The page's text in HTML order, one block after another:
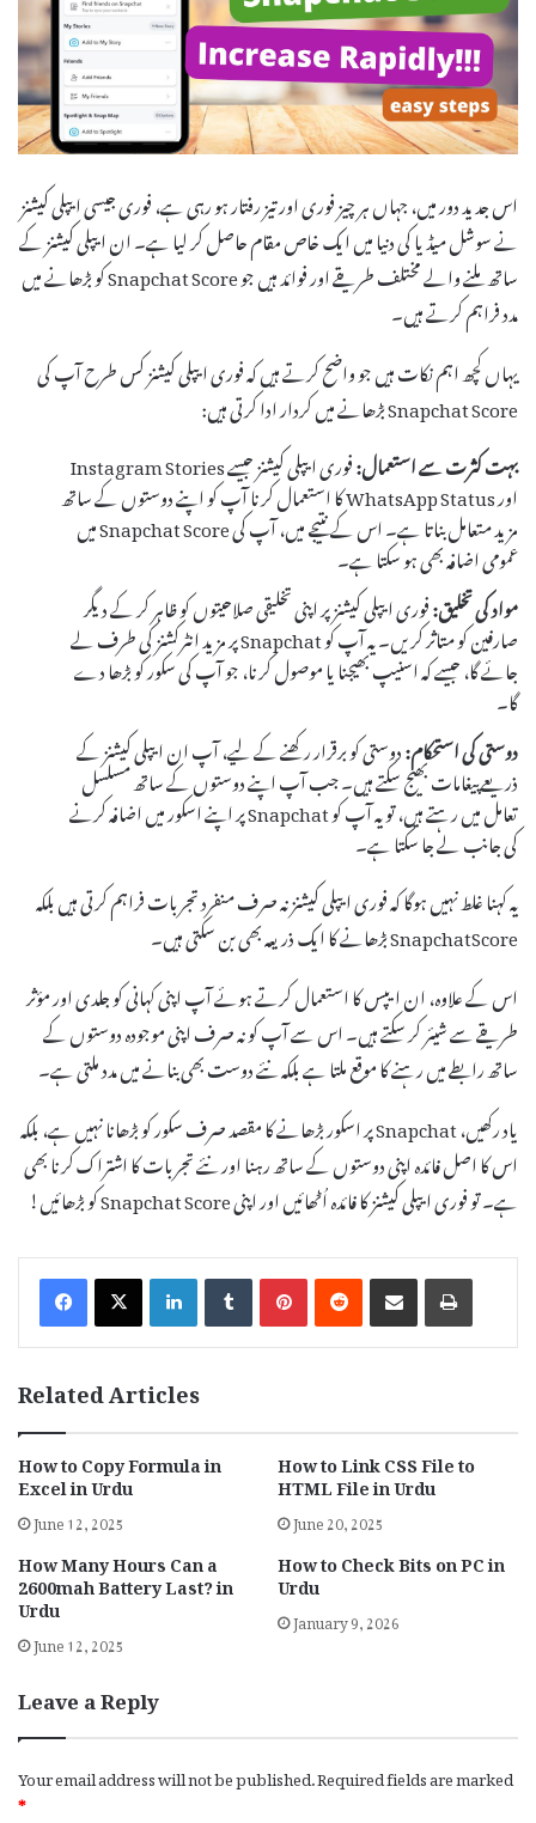
اس جدید دور میں، جہاں ہر چیز فوری اور تیز رفتار ہو رہی ہے، فوری جیسی ایپلی کیشنز
نے سوشل میڈیا کی دنیا میں ایک خاص مقام حاصل کر لیا ہے۔ ان ایپلی کیشنز کے
ساتھ ملنے والے مختلف طریقے اور فوائد ہیں جو Snapchat Score کو بڑھانے میں
مدد فراہم کرتے ہیں۔
یہاں کچھ اہم نکات ہیں جو واضح کرتے ہیں کہ فوری ایپلی کیشنز کس طرح آپ کی
Snapchat Score بڑھانے میں کردار ادا کرتی ہیں:
بہت کثرت سے استعمال:
فوری ایپلی کیشنز جیسے Instagram Stories
اور WhatsApp Status کا استعمال کرنا آپ کو اپنے دوستوں کے ساتھ
مزید متعامل بناتا ہے۔ اس کے نتیجے میں، آپ کی Snapchat Score میں
عمومی اضافہ بھی ہو سکتا ہے۔
مواد کی تخلیق:فوری ایپلی کیشنز پر اپنی تخلیقی صلاحیتوں کو ظاہر کر کے دیگر
صارفین کو متاثر کریں۔ یہ آپ کو Snapchat پر مزید انٹرکشنز کی طرف لے
جائے گا، جیسے کہ اسنیپ بھیجنا یا موصول کرنا، جو آپ کی سکور کو بڑھا دے
گا۔
دوستی کی استحکام:دوستی کو برقرار رکھنے کے لیے، آپ ان ایپلی کیشنز کے
ذریعے پیغامات بھیج سکتے ہیں۔ جب آپ اپنے دوستوں کے ساتھ مسلسل
تعامل میں رہتے ہیں، تو یہ آپ کو Snapchat پر اپنے اسکور میں اضافہ کرنے
کی جانب لے جا سکتا ہے۔
یہ کہنا غلط نہیں ہوگا کہ فوری ایپلی کیشنز نہ صرف منفرد تجربات فراہم کرتی ہیں بلکہ
SnapchatScore بڑھانے کا ایک ذریعہ بھی بن سکتی ہیں۔
اس کے علاوہ، ان ایپس کا استعمال کرتے ہوئے آپ اپنی کہانی کو جلدی اور مؤثر
طریقے سے شیئر کر سکتے ہیں۔ اس سے آپ کو نہ صرف اپنی موجودہ دوستوں کے
ساتھ رابطے میں رہنے کا موقع ملتا ہے بلکہ نئے دوست بھی بنانے میں مدد ملتی ہے۔
یاد رکھیں، Snapchat پر اسکور بڑھانے کا مقصد صرف سکور کو بڑھانا نہیں ہے، بلکہ
اس کا اصل فائدہ اپنی دوستوں کے ساتھ رہنا اور نئے تجربات کا اشتراک کرنا بھی
ہے۔ تو فوری ایپلی کیشنز کا فائدہ اُٹھائیں اور اپنی Snapchat Score کو بڑھائیں!
LinkedInTumblrPinterestReddit Share via Email Print
Related Articles
How to Copy Formula in
Excel in Urdu
June 12, 2025
How to Link CSS File to
HTML File in Urdu
June 20, 2025
How Many Hours Can a
2600mah Battery Last? in
Urdu
June 12, 2025
How to Check Bits on PC in
Urdu
January 9, 2026
Leave a Reply
Your email address will not be published.Required fields are marked
*